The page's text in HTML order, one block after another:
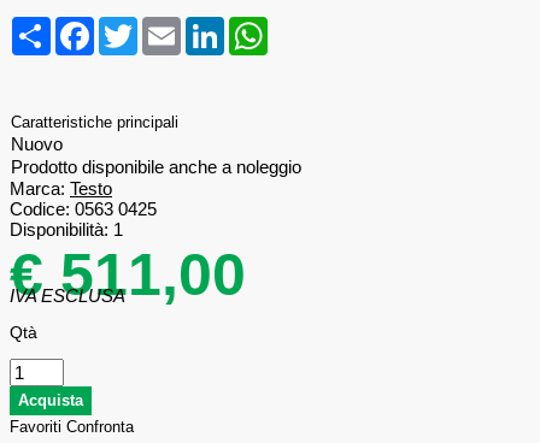
CondividiFacebook
TwitterEmail LinkedIn
Caratteristiche principali
Nuovo
Prodotto disponibile anche a noleggio
Marca: Testo
Codice: 0563 0425
Disponibilità: 1
€ 511,00
IVA ESCLUSA
Qtà
Favoriti Confronta